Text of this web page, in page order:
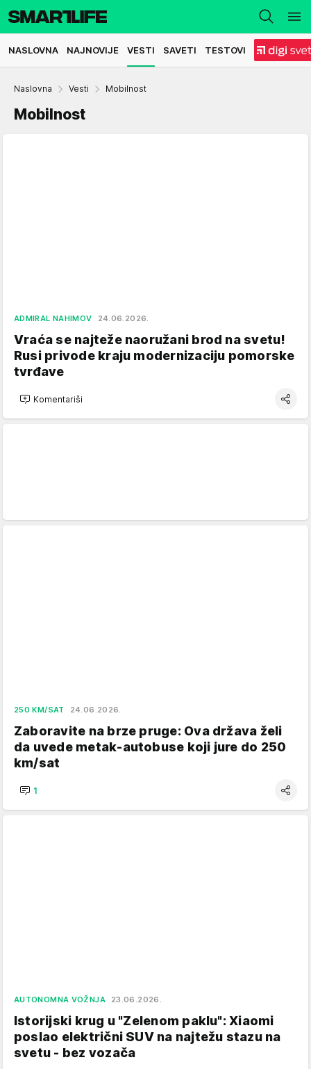
NASLOVNA NAJNOVIJE VESTI SAVETI TESTOVI
Naslovna Vesti Mobilnost
Mobilnost
ADMIRAL NAHIMOV 24.06.2026.
Vraća se najteže naoružani brod na svetu!
Rusi privode kraju modernizaciju pomorske
tvrđave
Komentariši
250 KM/SAT 24.06.2026.
Zaboravite na brze pruge: Ova država želi
da uvede metak-autobuse koji jure do 250
km/sat
1
AUTONOMNA VOŽNJA 23.06.2026.
Istorijski krug u "Zelenom paklu": Xiaomi
poslao električni SUV na najtežu stazu na
svetu - bez vozača